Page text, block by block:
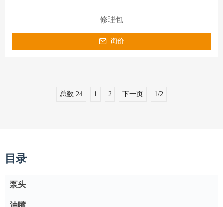
目录
泵头
油嘴
修理包
询价
总数 24 1 2 下一页 1/2